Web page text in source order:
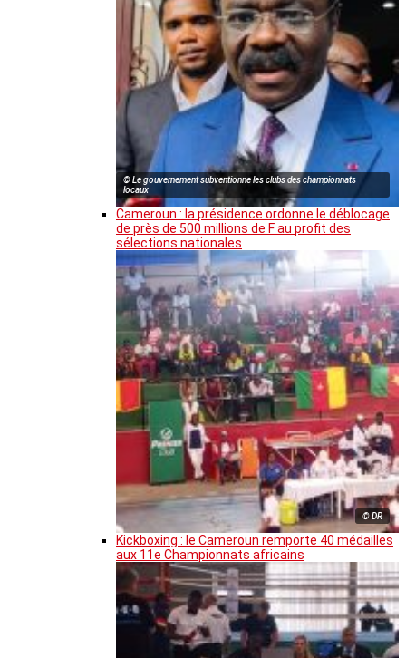
© Le gouvernement subventionne les clubs des championnats
locaux
Cameroun : la présidence ordonne le déblocage
de près de 500 millions de F au profit des
sélections nationales
© DR
Kickboxing : le Cameroun remporte 40 médailles
aux 11e Championnats africains